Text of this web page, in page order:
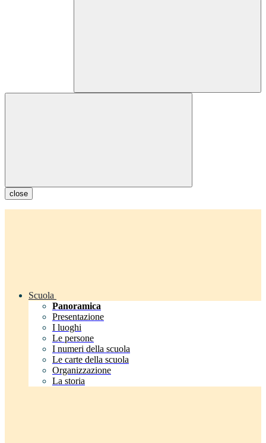
close
Scuola
Panoramica
Presentazione
I luoghi
Le persone
I numeri della scuola
Le carte della scuola
Organizzazione
La storia